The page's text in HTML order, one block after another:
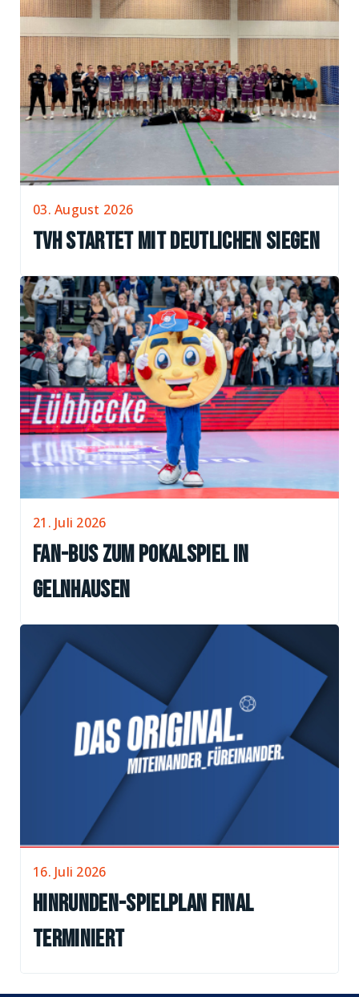
TVH startet mit deutlichen Siegen
03. August 2026
Fan-Bus zum Pokalspiel in
Gelnhausen
21. Juli 2026
Hinrunden-Spielplan final
terminiert
16. Juli 2026